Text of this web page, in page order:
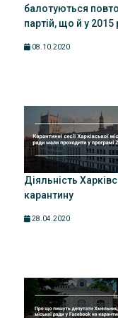
балотуються
партій, що й у 2015
08.10.2020
Діяльність
карантину
28.04.2020